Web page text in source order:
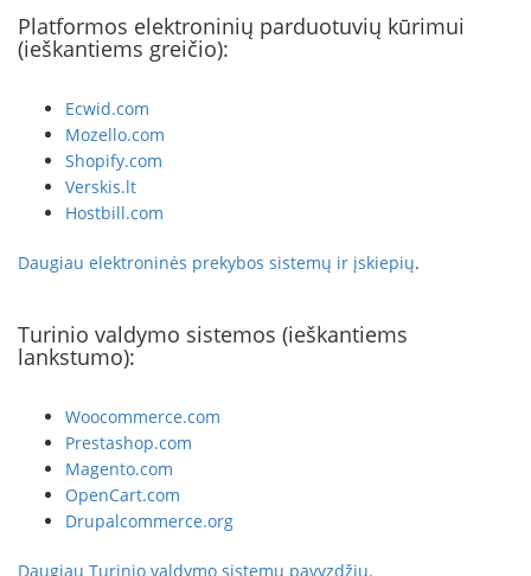
Platformos elektroninių parduotuvių kūrimui
(ieškantiems greičio):
Ecwid.com
Mozello.com
Shopify.com
Verskis.lt
Hostbill.com
Daugiau elektroninės prekybos sistemų ir įskiepių.
Turinio valdymo sistemos (ieškantiems
lankstumo):
Woocommerce.com
Prestashop.com
Magento.com
OpenCart.com
Drupalcommerce.org
Daugiau Turinio valdymo sistemų pavyzdžių.